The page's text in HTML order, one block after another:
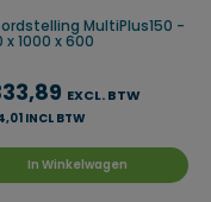
MultiPlus150 -
x 1000 x 600
EXCL. BTW
INCL BTW
In Winkelwagen